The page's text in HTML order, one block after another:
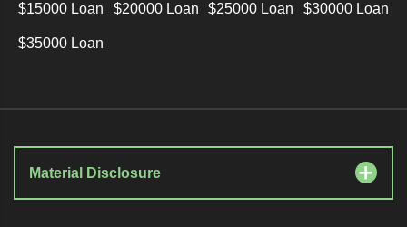
$15000 Loan $20000 Loan $25000 Loan $30000 Loan
$35000 Loan
Material Disclosure